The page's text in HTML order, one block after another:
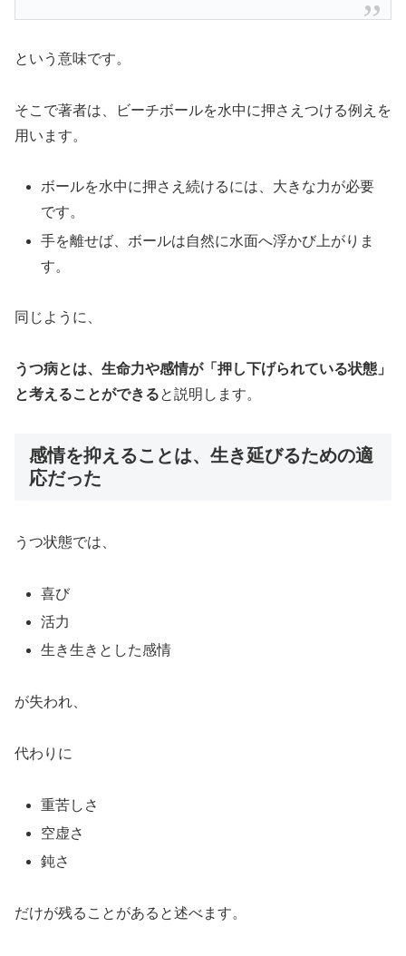
という意味です。
そこで著者は、ビーチボールを水中に押さえつける例えを
用います。
ボールを水中に押さえ続けるには、大きな力が必要
です。
手を離せば、ボールは自然に水面へ浮かび上がりま
す。
同じように、
うつ病とは、生命力や感情が「押し下げられている状態」
と考えることができると説明します。
感情を抑えることは、生き延びるための適
応だった
うつ状態では、
喜び
活力
生き生きとした感情
が失われ、
代わりに
重苦しさ
空虚さ
鈍さ
だけが残ることがあると述べます。